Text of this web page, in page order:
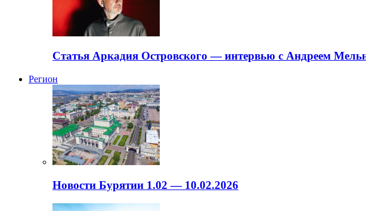
Статья Аркадия Островского — интервью с Андреем
Регион
Новости Бурятии 1.02 — 10.02.2026